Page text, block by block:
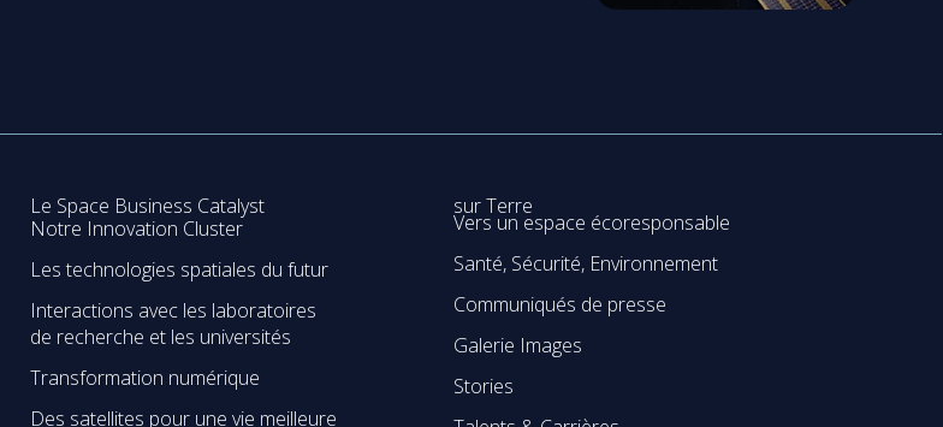
Le Space Business Catalyst
Notre Innovation Cluster
Les technologies spatiales du futur
Interactions avec les laboratoires
de recherche et les universités
Transformation numérique
Des satellites pour une vie meilleure
sur Terre
Vers un espace écoresponsable
Santé, Sécurité, Environnement
Communiqués de presse
Galerie Images
Stories